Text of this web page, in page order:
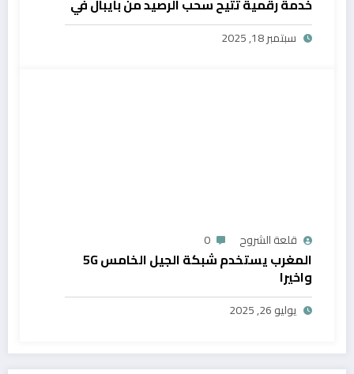
خدمة رقمية تتيح سحب الرصيد من بايبال في
المغرب
سبتمبر 18, 2025
قلعة الشروح 0
المغرب يستخدم شبكة الجيل الخامس 5G
واخيرا
يوليو 26, 2025